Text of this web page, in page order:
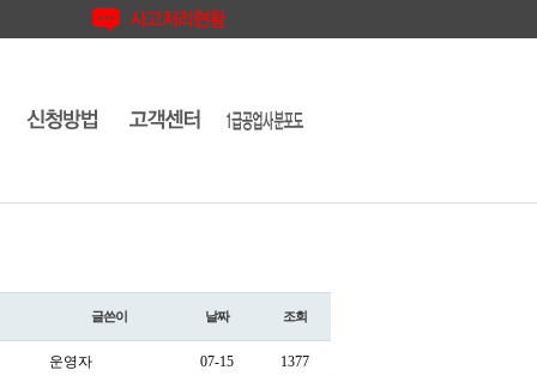
글쓴이 날짜 조회
운영자 07-15 1377